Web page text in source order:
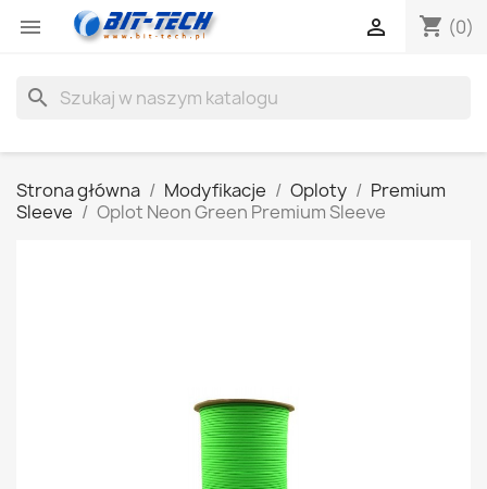
 shopping_cart (0)

search
Strona główna Modyfikacje Oploty
Premium
Sleeve
Oplot Neon Green Premium Sleeve